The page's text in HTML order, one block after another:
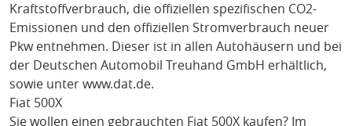
Kraftstoffverbrauch, die offiziellen spezifischen CO2-
Emissionen und den offiziellen Stromverbrauch neuer
Pkw entnehmen. Dieser ist in allen Autohäusern und bei
der Deutschen Automobil Treuhand GmbH erhältlich,
sowie unter www.dat.de.
Fiat 500X
Sie wollen einen gebrauchten Fiat 500X kaufen? Im